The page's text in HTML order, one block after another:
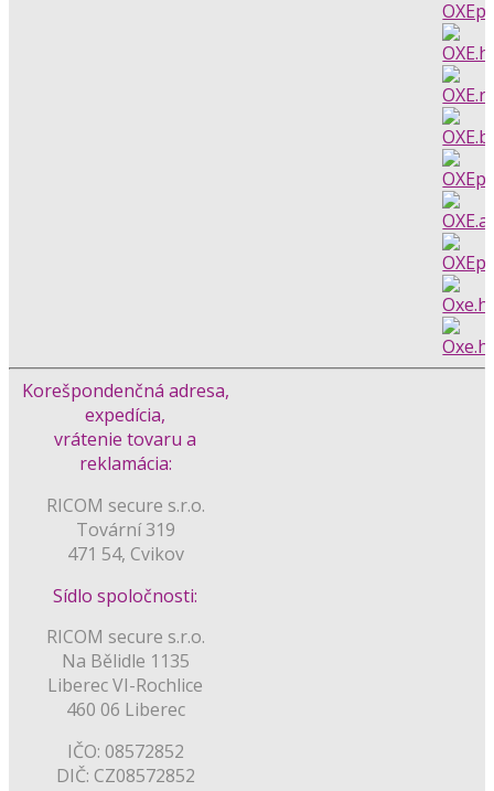
Korešpondenčná adresa,
expedícia,
vrátenie tovaru a
reklamácia:
RICOM secure s.r.o.
Tovární 319
471 54, Cvikov
Sídlo spoločnosti:
RICOM secure s.r.o.
Na Bělidle 1135
Liberec VI-Rochlice
460 06 Liberec
IČO: 08572852
DIČ: CZ08572852